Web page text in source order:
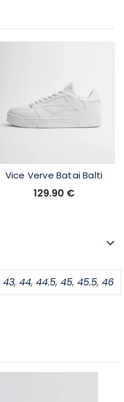
Vice Verve Batai Balti
129.90 €
43, 44, 44.5, 45, 45.5, 46